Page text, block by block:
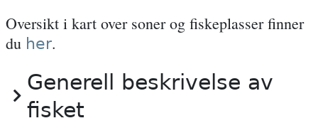
Oversikt i kart over soner og fiskeplasser finner
du her.
Generell beskrivelse av
fisket